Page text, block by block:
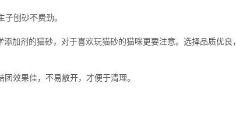
刨砂不费劲。
加剂的猫砂，对于喜欢玩猫砂的猫咪更要注意。选择品质优良，
效果佳，不易散开，才便于清理。